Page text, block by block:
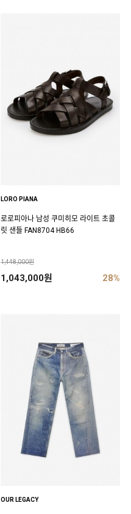
LORO PIANA
로로피아나 남성 쿠미히모 라이트 초콜
릿 샌들 FAN8704 HB66
1,448,000원
1,043,000원 28%
OUR LEGACY